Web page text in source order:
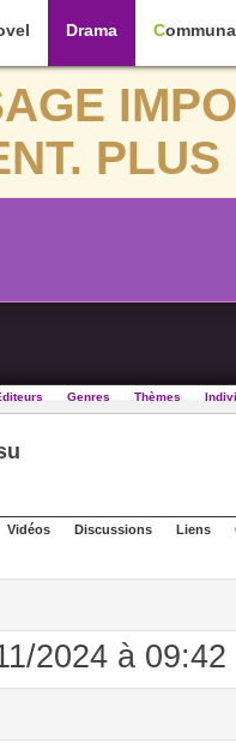
Drama
Genres Thèmes
Vidéos Discussions Liens
2024 à